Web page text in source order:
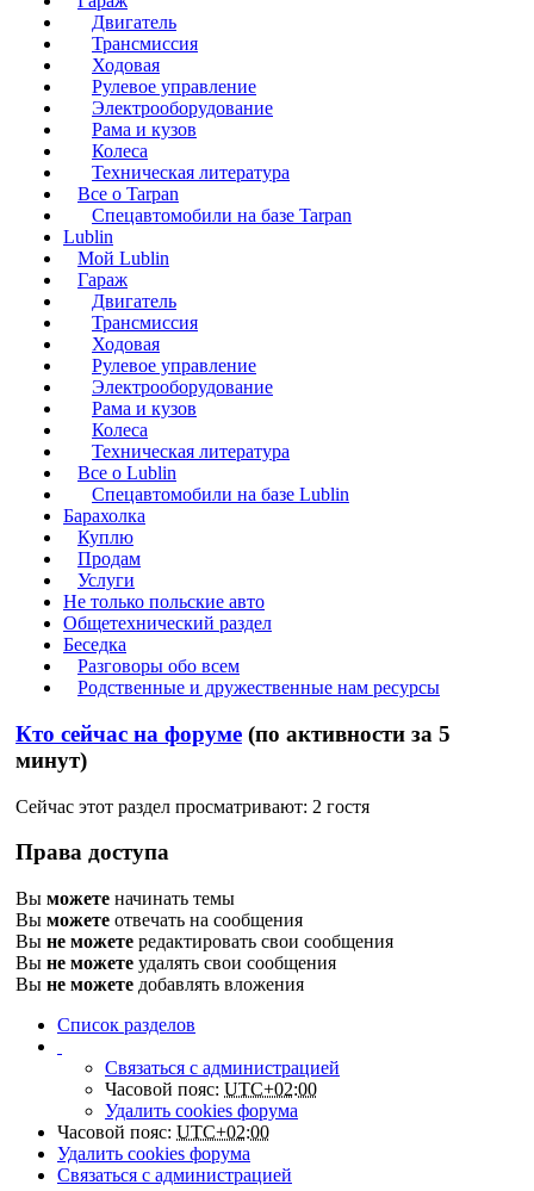
Двигатель
Трансмиссия
Ходовая
Рулевое управление
Электрооборудование
Рама и кузов
Колеса
Техническая литература
Все о Tarpan
Спецавтомобили на базе Tarpan
Lublin
Мой Lublin
Гараж
Двигатель
Трансмиссия
Ходовая
Рулевое управление
Электрооборудование
Рама и кузов
Колеса
Техническая литература
Все о Lublin
Спецавтомобили на базе Lublin
Барахолка
Куплю
Продам
Услуги
Не только польские авто
Общетехнический раздел
Беседка
Разговоры обо всем
Родственные и дружественные нам ресурсы
Кто сейчас на форуме (по активности за 5
минут)
Сейчас этот раздел просматривают: 2 гостя
Права доступа
Вы можете начинать темы
Вы можете отвечать на сообщения
Вы не можете редактировать свои сообщения
Вы не можете удалять свои сообщения
Вы не можете добавлять вложения
Список разделов
Связаться с администрацией
Часовой пояс: UTC+02:00
Удалить cookies форума
Часовой пояс: UTC+02:00
Удалить cookies форума
Связаться с администрацией